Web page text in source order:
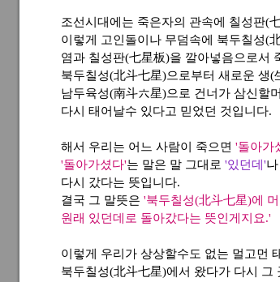
조선시대에는 죽은자의 관속에 칠성판(
이렇게 고인돌이나 무덤속에 북두칠성(
염과 칠성판(七星板)을 깔아넣음으로서
북두칠성(北斗七星)으로부터 새로운 생
남두육성(南斗六星)으로 건너가 삼신할
다시 태어날수 있다고 믿었던 것입니다.
해서 우리는 어느 사람이 죽으면 '돌아가
'돌아가셨다'는 말은 말 그대로 '있던데'나
다시 갔다는 뜻입니다.
결국 그 말뜻은 '북두칠성(北斗七星)에
원래 있던데로 돌아갔다는 뜻인게지요.'
이렇게 우리가 상상할수도 없는 멀고먼
북두칠성(北斗七星)에서 왔다가 다시 그